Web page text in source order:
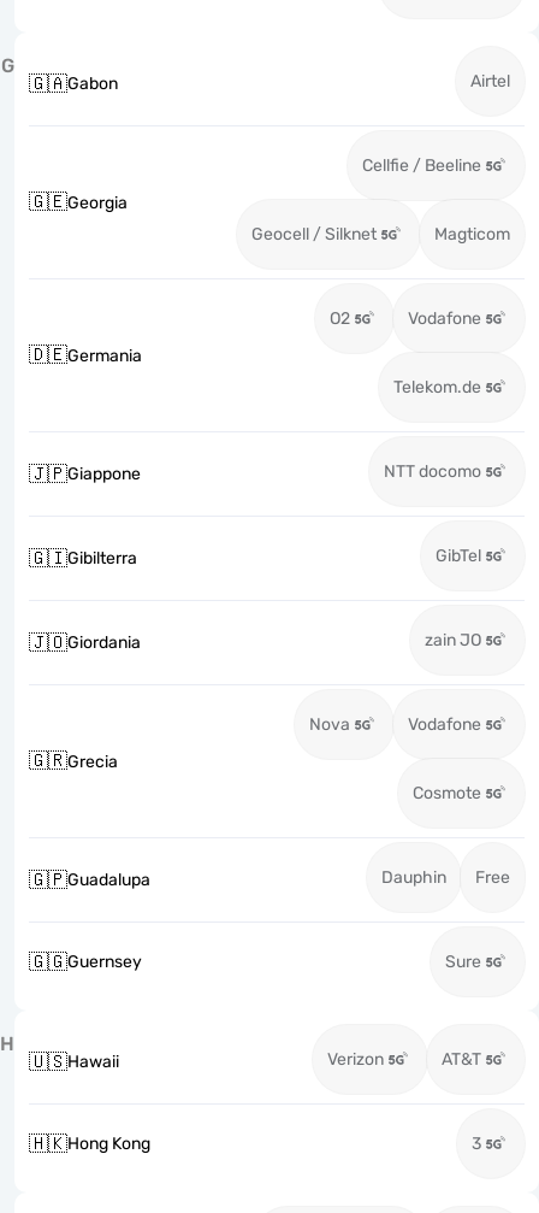
G
🇬🇦Gabon Airtel
🇬🇪Georgia
Cellfie / Beeline
Geocell / Silknet Magticom
🇩🇪Germania
O2 Vodafone
Telekom.de
🇯🇵Giappone NTT docomo
🇬🇮Gibilterra GibTel
🇯🇴Giordania zain JO
🇬🇷Grecia
Nova Vodafone
Cosmote
🇬🇵Guadalupa Dauphin Free
🇬🇬Guernsey Sure
H
🇺🇸Hawaii Verizon AT&T
🇭🇰Hong Kong 3